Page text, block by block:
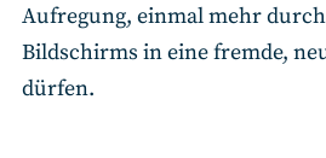
Aufregung, einmal mehr durch
Bildschirms in eine fremde,
dürfen.